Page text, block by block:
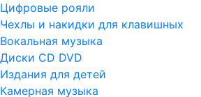
Цифровые рояли
Чехлы и накидки для клавишных
Вокальная музыка
Диски CD DVD
Издания для детей
Камерная музыка